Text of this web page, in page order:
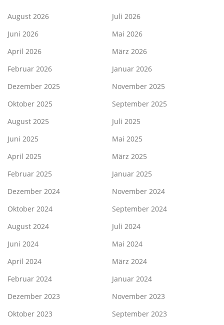
August 2026
Juli 2026
Juni 2026
Mai 2026
April 2026
März 2026
Februar 2026
Januar 2026
Dezember 2025
November 2025
Oktober 2025
September 2025
August 2025
Juli 2025
Juni 2025
Mai 2025
April 2025
März 2025
Februar 2025
Januar 2025
Dezember 2024
November 2024
Oktober 2024
September 2024
August 2024
Juli 2024
Juni 2024
Mai 2024
April 2024
März 2024
Februar 2024
Januar 2024
Dezember 2023
November 2023
Oktober 2023
September 2023